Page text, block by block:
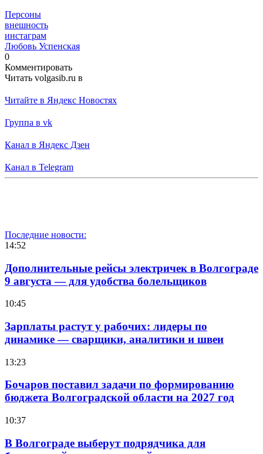
Персоны
внешность
инстаграм
Любовь Успенская
0
Комментировать
Читать volgasib.ru в
Читайте в Яндекс Новостях
Группа в vk
Канал в Яндекс Дзен
Канал в Telegram
Последние новости:
14:52
Дополнительные рейсы электричек в Волгограде
9 августа — для удобства болельщиков
10:45
Зарплаты растут у рабочих: лидеры по
динамике — сварщики, аналитики и швеи
13:23
Бочаров поставил задачи по формированию
бюджета Волгоградской области на 2027 год
10:37
В Волгограде выберут подрядчика для